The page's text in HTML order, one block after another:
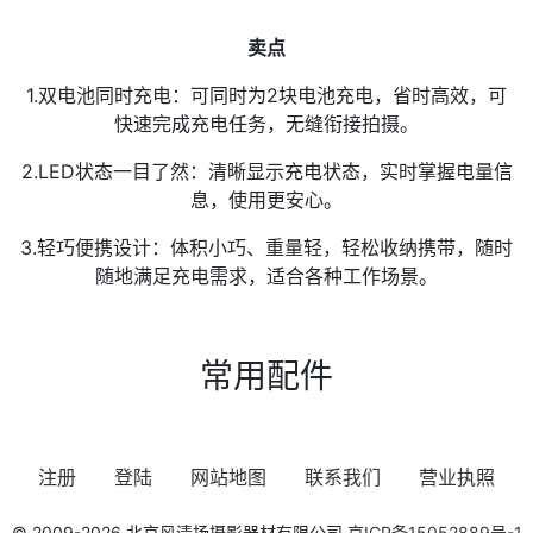
卖点
1.双电池同时充电：可同时为2块电池充电，省时高效，可
快速完成充电任务，无缝衔接拍摄。
2.LED状态一目了然：清晰显示充电状态，实时掌握电量信
息，使用更安心。
3.轻巧便携设计：体积小巧、重量轻，轻松收纳携带，随时
随地满足充电需求，适合各种工作场景。
常用配件
注册 登陆 网站地图 联系我们 营业执照